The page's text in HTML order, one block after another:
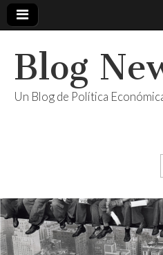
Blog
Un Blog de Política